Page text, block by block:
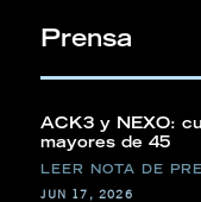
Prensa
ACK3 y NEXO:
mayores de 45
JUN 17, 2026